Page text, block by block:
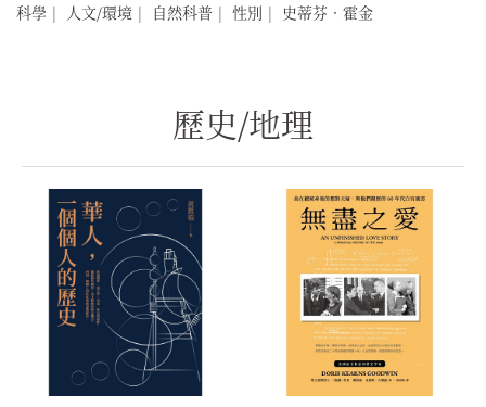
科學 | 人文/環境 | 自然科普 | 性別 | 史蒂芬．霍金
歷史/地理